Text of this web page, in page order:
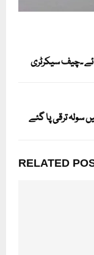
۔چیف سیکرٹری
سولہ ترقی پا گئے
RELATED